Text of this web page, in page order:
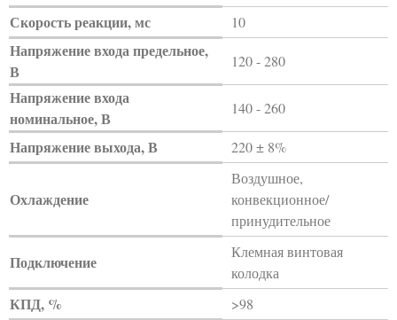
Скорость реакции, мс
10
Напряжение входа предельное,
В
120 - 280
Напряжение входа
номинальное, В
140 - 260
Напряжение выхода, В 220 ± 8%
Охлаждение
Воздушное,
конвекционное/
принудительное
Подключение
Клемная винтовая
колодка
КПД, % >98